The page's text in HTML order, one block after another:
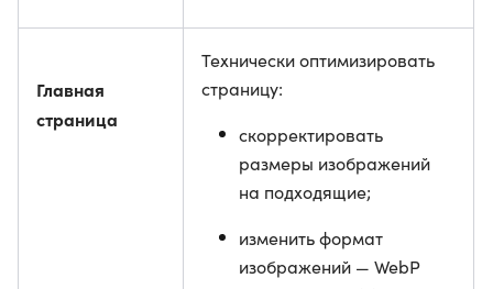
Главная
страница
Технически оптимизировать
страницу:
скорректировать
размеры изображений
на подходящие;
изменить формат
изображений — WebP